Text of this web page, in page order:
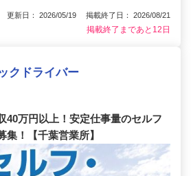
更新日： 2026/05/19 掲載終了日： 2026/08/21
掲載終了まであと12日
クドライバー
40万円以上！安定仕事量のセルフ
！【千葉営業所】